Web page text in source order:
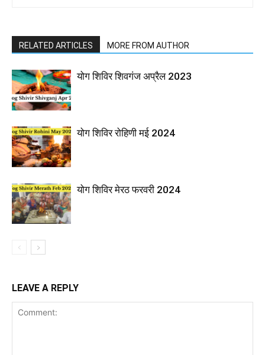
RELATED ARTICLES MORE FROM AUTHOR
योग शिविर शिवगंज अप्रैल 2023
योग शिविर रोहिणी मई 2024
योग शिविर मेरठ फरवरी 2024
LEAVE A REPLY